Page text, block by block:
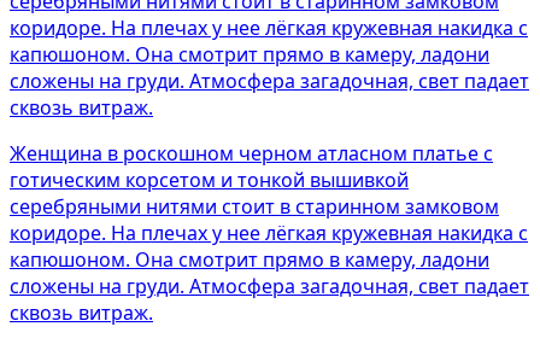
Женщина в роскошном черном атласном платье с
готическим корсетом и тонкой вышивкой
серебряными нитями стоит в старинном замковом
коридоре. На плечах у нее лёгкая кружевная накидка с
капюшоном. Она смотрит прямо в камеру, ладони
сложены на груди. Атмосфера загадочная, свет падает
сквозь витраж.